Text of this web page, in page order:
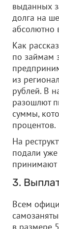
выданных
долга на
абсолютно
Как
по займам
из
рублей. В
разошлют
суммы,
процентов.
На
подали
принимают
3.
Всем